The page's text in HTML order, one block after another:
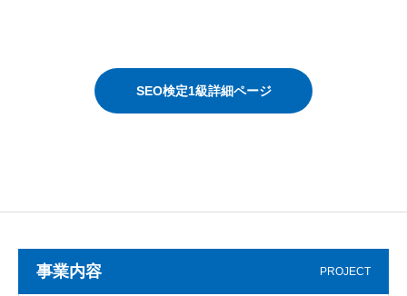
SEO検定1級詳細ページ
事業内容 PROJECT